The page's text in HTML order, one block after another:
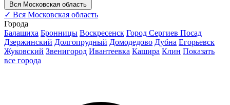
Вся Московская область
✓ Вся Московская область
Города
Балашиха Бронницы Воскресенск Город Сергиев Посад
Дзержинский Долгопрудный Домодедово Дубна Егорьевск
Жуковский Звенигород Ивантеевка Кашира Клин Показать
все города